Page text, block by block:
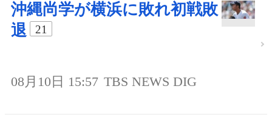
沖縄尚学が横浜に敗れ初戦敗
退
21
08月10日 15:57 TBS NEWS DIG